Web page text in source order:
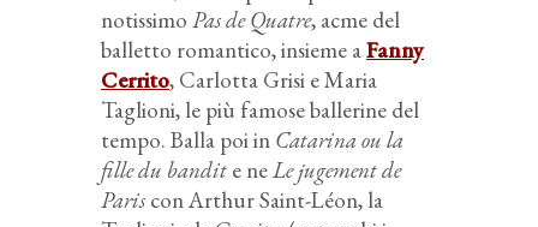
notissimo Pas de Quatre, acme del
balletto romantico, insieme aFanny
Cerrito, Carlotta Grisi e Maria
Taglioni, le più famose ballerine del
tempo. Balla poi in Catarina ou la
fille du bandit e neLe jugement de
Pariscon Arthur Saint-Léon, la